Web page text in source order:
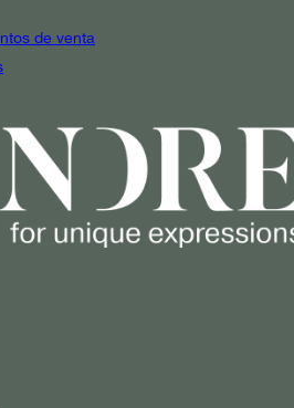
de venta